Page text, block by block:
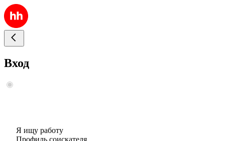
Вход
Я ищу работу
Профиль соискателя